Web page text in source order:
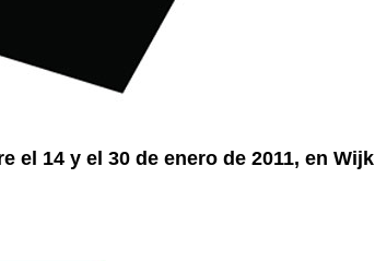
el 14 y el 30 de enero de 2011, en Wijk